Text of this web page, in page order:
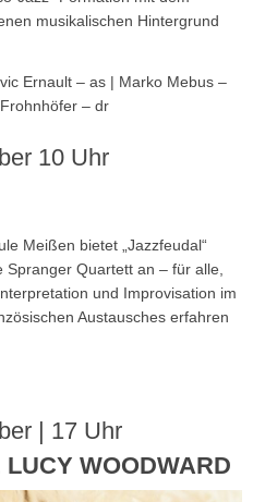
musikalischen Hintergrund
Ernault – as | Marko Mebus –
– dr
10 Uhr
Meißen bietet „Jazzfeudal“
Spranger Quartett an – für alle,
und Improvisa­tion im
Austausches erfahren
| 17 Uhr
WOODWARD